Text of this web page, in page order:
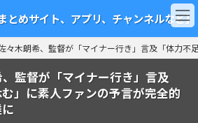
めサイト、アプリ、チャンネルなど】
佐々木朗希、監督が「マイナー行き」言及「体力
、監督が「マイナー行き」言及
む」に素人ファンの予言が完全的